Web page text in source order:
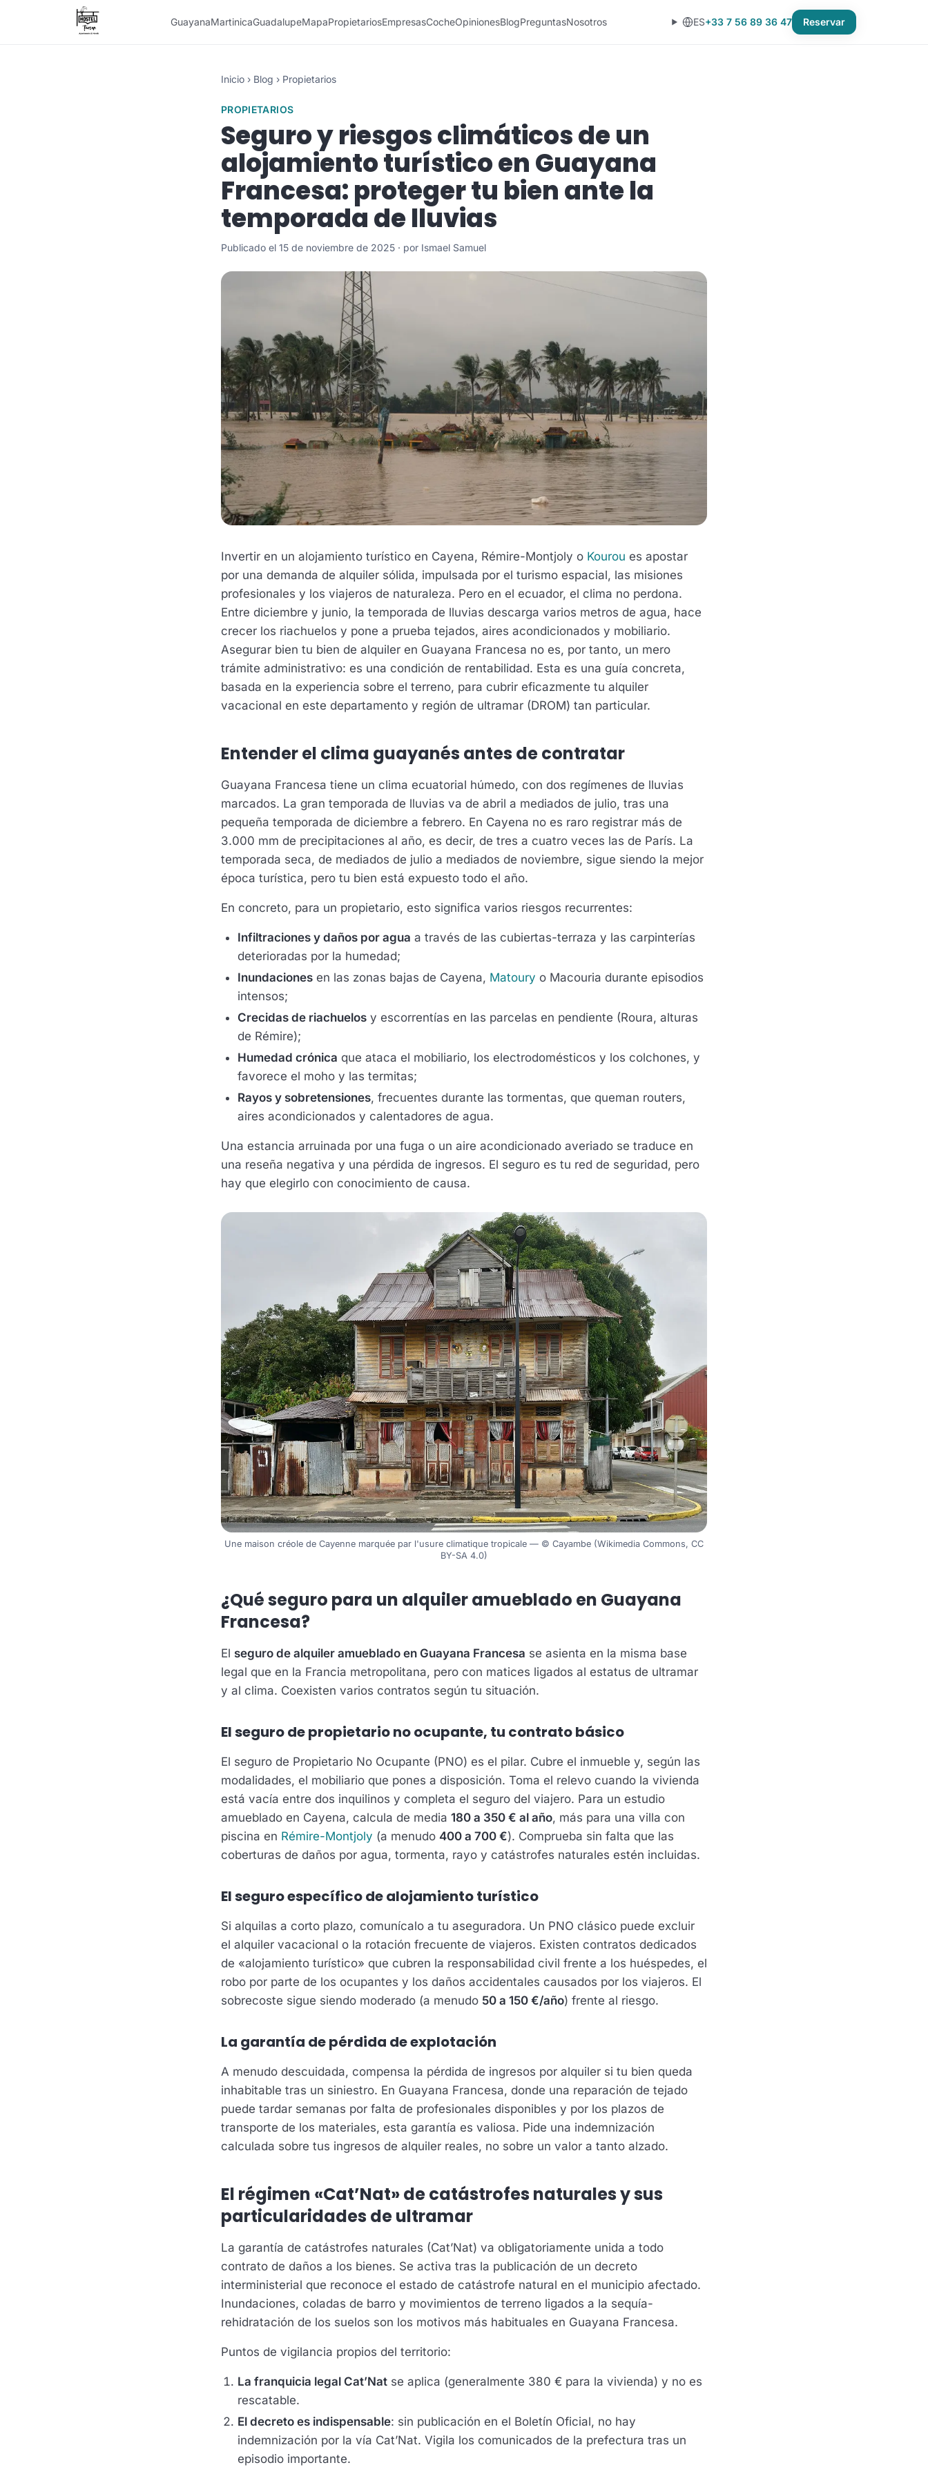
GuayanaMartinicaGuadalupeMapaPropietariosEmpresasCocheOpinionesBlogPreguntasNosotros ES+33 7 56 89 36 47 Reservar
Inicio › Blog › Propietarios
PROPIETARIOS
Seguro y riesgos climáticos de un
alojamiento turístico en Guayana
Francesa: proteger tu bien ante la
temporada de lluvias
Publicado el 15 de noviembre de 2025 · por Ismael Samuel
Invertir en un alojamiento turístico en Cayena, Rémire-Montjoly o Kourou es apostar
por una demanda de alquiler sólida, impulsada por el turismo espacial, las misiones
profesionales y los viajeros de naturaleza. Pero en el ecuador, el clima no perdona.
Entre diciembre y junio, la temporada de lluvias descarga varios metros de agua, hace
crecer los riachuelos y pone a prueba tejados, aires acondicionados y mobiliario.
Asegurar bien tu bien de alquiler en Guayana Francesa no es, por tanto, un mero
trámite administrativo: es una condición de rentabilidad. Esta es una guía concreta,
basada en la experiencia sobre el terreno, para cubrir eficazmente tu alquiler
vacacional en este departamento y región de ultramar (DROM) tan particular.
Entender el clima guayanés antes de contratar
Guayana Francesa tiene un clima ecuatorial húmedo, con dos regímenes de lluvias
marcados. La gran temporada de lluvias va de abril a mediados de julio, tras una
pequeña temporada de diciembre a febrero. En Cayena no es raro registrar más de
3.000 mm de precipitaciones al año, es decir, de tres a cuatro veces las de París. La
temporada seca, de mediados de julio a mediados de noviembre, sigue siendo la mejor
época turística, pero tu bien está expuesto todo el año.
En concreto, para un propietario, esto significa varios riesgos recurrentes:
Infiltraciones y daños por agua a través de las cubiertas-terraza y las carpinterías
deterioradas por la humedad;
Inundaciones en las zonas bajas de Cayena, Matoury o Macouria durante episodios
intensos;
Crecidas de riachuelos y escorrentías en las parcelas en pendiente (Roura, alturas
de Rémire);
Humedad crónica que ataca el mobiliario, los electrodomésticos y los colchones, y
favorece el moho y las termitas;
Rayos y sobretensiones, frecuentes durante las tormentas, que queman routers,
aires acondicionados y calentadores de agua.
Una estancia arruinada por una fuga o un aire acondicionado averiado se traduce en
una reseña negativa y una pérdida de ingresos. El seguro es tu red de seguridad, pero
hay que elegirlo con conocimiento de causa.
Une maison créole de Cayenne marquée par l'usure climatique tropicale — © Cayambe (Wikimedia Commons, CC
BY-SA 4.0)
¿Qué seguro para un alquiler amueblado en Guayana
Francesa?
El seguro de alquiler amueblado en Guayana Francesa se asienta en la misma base
legal que en la Francia metropolitana, pero con matices ligados al estatus de ultramar
y al clima. Coexisten varios contratos según tu situación.
El seguro de propietario no ocupante, tu contrato básico
El seguro de Propietario No Ocupante (PNO) es el pilar. Cubre el inmueble y, según las
modalidades, el mobiliario que pones a disposición. Toma el relevo cuando la vivienda
está vacía entre dos inquilinos y completa el seguro del viajero. Para un estudio
amueblado en Cayena, calcula de media 180 a 350 € al año, más para una villa con
piscina en Rémire-Montjoly (a menudo 400 a 700 €). Comprueba sin falta que las
coberturas de daños por agua, tormenta, rayo y catástrofes naturales estén incluidas.
El seguro específico de alojamiento turístico
Si alquilas a corto plazo, comunícalo a tu aseguradora. Un PNO clásico puede excluir
el alquiler vacacional o la rotación frecuente de viajeros. Existen contratos dedicados
de «alojamiento turístico» que cubren la responsabilidad civil frente a los huéspedes, el
robo por parte de los ocupantes y los daños accidentales causados por los viajeros. El
sobrecoste sigue siendo moderado (a menudo 50 a 150 €/año) frente al riesgo.
La garantía de pérdida de explotación
A menudo descuidada, compensa la pérdida de ingresos por alquiler si tu bien queda
inhabitable tras un siniestro. En Guayana Francesa, donde una reparación de tejado
puede tardar semanas por falta de profesionales disponibles y por los plazos de
transporte de los materiales, esta garantía es valiosa. Pide una indemnización
calculada sobre tus ingresos de alquiler reales, no sobre un valor a tanto alzado.
El régimen «Cat’Nat» de catástrofes naturales y sus
particularidades de ultramar
La garantía de catástrofes naturales (Cat’Nat) va obligatoriamente unida a todo
contrato de daños a los bienes. Se activa tras la publicación de un decreto
interministerial que reconoce el estado de catástrofe natural en el municipio afectado.
Inundaciones, coladas de barro y movimientos de terreno ligados a la sequía-
rehidratación de los suelos son los motivos más habituales en Guayana Francesa.
Puntos de vigilancia propios del territorio:
La franquicia legal Cat’Nat se aplica (generalmente 380 € para la vivienda) y no es
rescatable.
El decreto es indispensable: sin publicación en el Boletín Oficial, no hay
indemnización por la vía Cat’Nat. Vigila los comunicados de la prefectura tras un
episodio importante.